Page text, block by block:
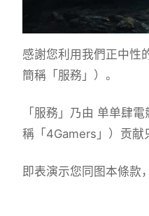
感謝您利用我們正中性
簡稱「服務」）。
「服務」乃由 单单肆
稱「4Gamers」）贡献
即表演示您同图本條款